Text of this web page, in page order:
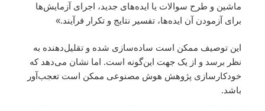
ماشین و طرح سوالات یا ایده‌های جدید، اجرای آزمایش‌ها
برای آزمودن آن ایده‌ها، تفسیر نتایج و تکرار فرآیند.»
این توصیف ممکن است ساده‌سازی شده و تقلیل‌دهنده به
نظر برسد و از یک جهت این‌گونه است. اما نشان می‌دهد که
خودکارسازی پژوهش هوش مصنوعی ممکن است تعجب‌آور
باشد.